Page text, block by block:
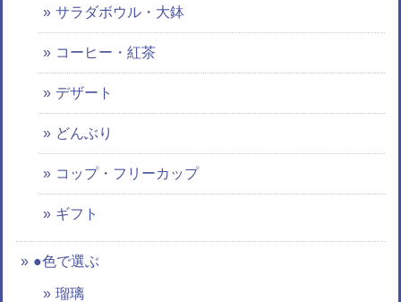
サラダボウル・大鉢
コーヒー・紅茶
デザート
どんぶり
コップ・フリーカップ
ギフト
●色で選ぶ
瑠璃